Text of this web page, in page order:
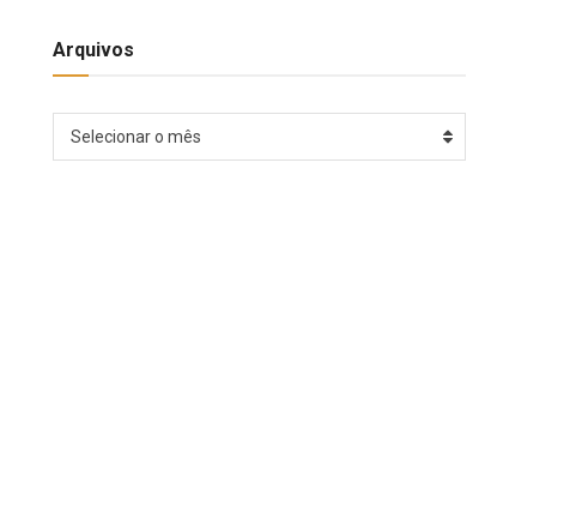
Arquivos
Selecionar o mês